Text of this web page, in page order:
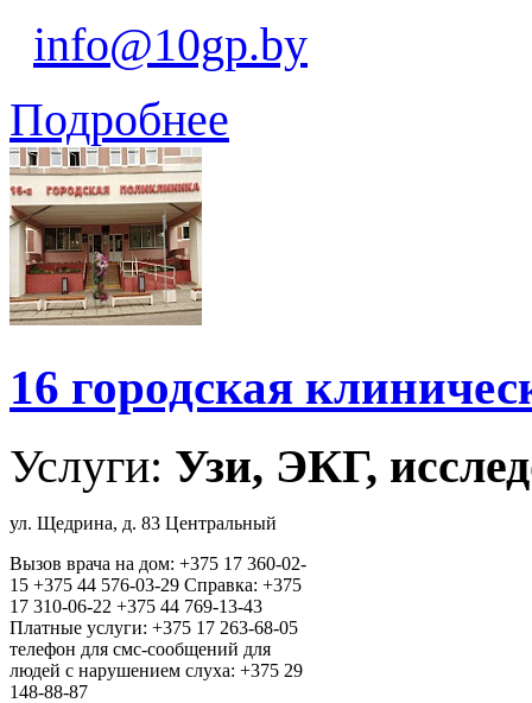
info@10gp.by
Подробнее
16 городская
Услуги: Узи, ЭКГ,
ул. Щедрина, д. 83 Центральный
Вызов врача на дом: +375 17 360-02-
15 +375 44 576-03-29 Справка: +375
17 310-06-22 +375 44 769-13-43
Платные услуги: +375 17 263-68-05
телефон для смс-сообщений для
людей с нарушением слуха: +375 29
148-88-87